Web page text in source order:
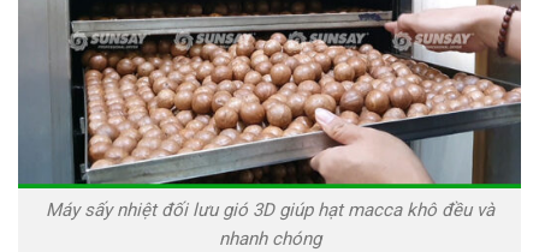
Máy sấy nhiệt đối lưu gió 3D giúp hạt macca khô đều và
nhanh chóng